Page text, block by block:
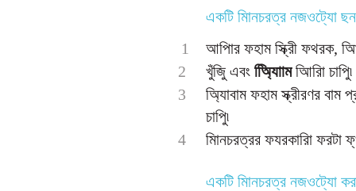
একটি মািনচরত্র নজওট্যাে
1
আপিার ফহাম স্ক্রীি ফথরক,
2
খুঁজুি এবং অ্যািিামআিরিা চাপুি৷
3
অ্যািবাম ফহাম স্ক্রীরণর
চাপুি৷
4
মািনচরত্রর ফযরকারিা ফরটা
একটি মািনচরত্র নজওট্যাে